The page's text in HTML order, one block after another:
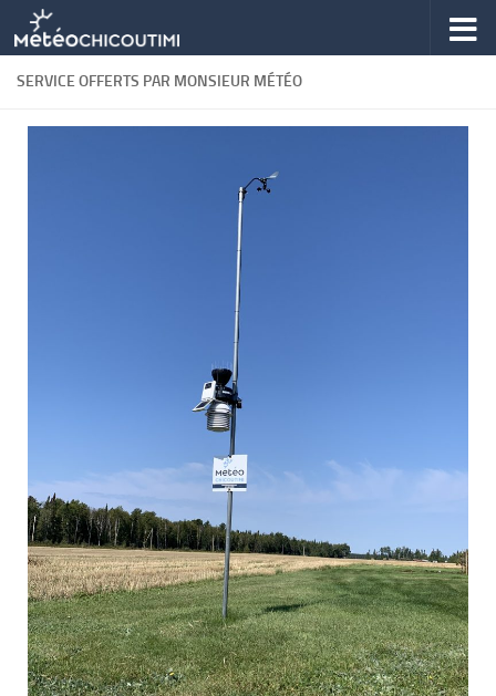
Skip to content
SERVICE OFFERTS PAR MONSIEUR MÉTÉO